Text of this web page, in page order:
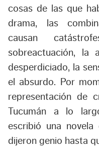
cosas de las que
drama, las
causan
sobreactuación, la
desperdiciado, la
el absurdo. Por
representación de
Tucumán a lo
escribió una
dijeron genio hasta